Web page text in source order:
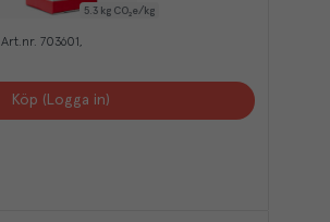
5.3 kg CO₂e/kg
Art.nr. 703601
Köp (Logga in)